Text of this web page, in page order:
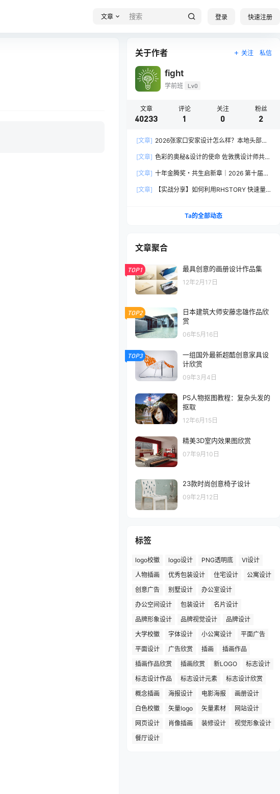
文章 登录 快速注册
关于作者 关注 私信
fight
学前班 Lv0
文章
40233
评论
1
关注
0
粉丝
2
[文章] 2026张家口安家设计怎么样？本地头部全
[文章] 色彩的奥秘&设计的使命 佐敦携设计师共探
[文章] 十年金腾奖・共生启新章｜2026 第十届金
[文章]
【实战分享】如何利用RHSTORY 快速量
Ta的全部动态
文章聚合
TOP1 最具创意的画册设计作品集
12年2月17日
TOP2
日本建筑大师安藤忠雄作品欣
赏
06年5月16日
TOP3
一组国外最新超酷创意家具设
计欣赏
09年3月4日
PS人物抠图教程：复杂头发的
抠取
12年6月15日
精美3D室内效果图欣赏
07年9月10日
23款时尚创意椅子设计
09年2月12日
标签
logo校徽 logo设计 PNG透明底
VI设计
人物插画
优秀包装设计 住宅设计
公寓设计
创意广告
别墅设计
办公室设计
办公空间设计
包装设计
名片设计
品牌形象设计
品牌视觉设计
品牌设计
大学校徽
字体设计 小公寓设计
平面广告
平面设计
广告欣赏 插画
插画作品
插画作品欣赏
插画欣赏 新LOGO
标志设计
标志设计作品
标志设计元素
标志设计欣赏
概念插画
海报设计 电影海报
画册设计
白色校徽
矢量logo 矢量素材
网站设计
网页设计
肖像插画 装修设计
视觉形象设计
餐厅设计